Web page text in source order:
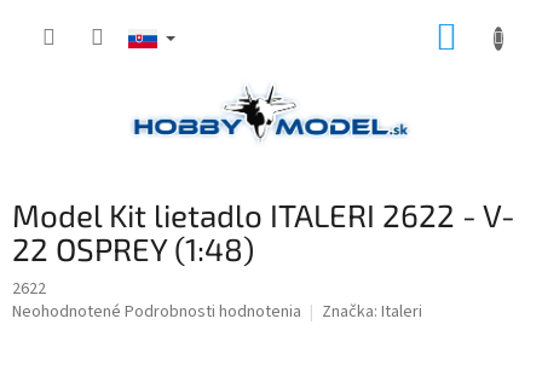
Model Kit lietadlo ITALERI 2622 - V-
22 OSPREY (1:48)
2622
Priemerné
Neohodnotené Podrobnosti hodnotenia Značka: Italeri